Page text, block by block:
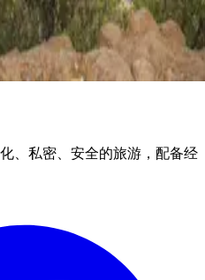
、私密、安全的旅游，配备经